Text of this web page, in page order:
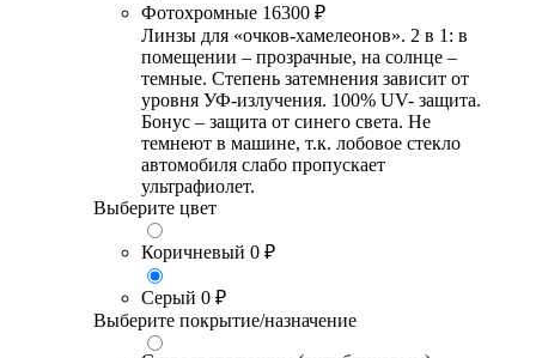
Фотохромные 16300 ₽
Линзы для «очков-хамелеонов». 2 в 1: в
помещении – прозрачные, на солнце –
темные. Степень затемнения зависит от
уровня УФ-излучения. 100% UV- защита.
Бонус – защита от синего света. Не
темнеют в машине, т.к. лобовое стекло
автомобиля слабо пропускает
ультрафиолет.
Выберите цвет
Коричневый 0 ₽
Серый 0 ₽
Выберите покрытие/назначение